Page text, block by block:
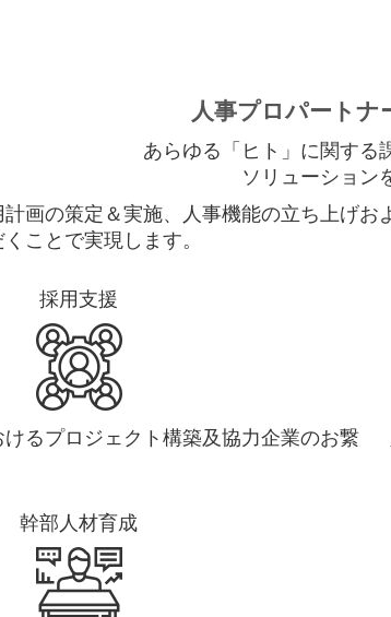
人事プロパートナ
あらゆる「ヒト」に関する
ソリューション
画の策定＆実施、人事機能の立ち上げ
ことで実現します。
採用支援
るプロジェクト構築及協力企業のお繋
幹部人材育成